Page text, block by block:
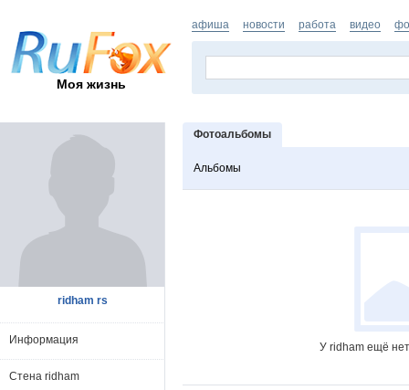
Моя жизнь
афиша новости работа видео
Фотоальбомы
Альбомы
У ridham ещё
ridham rs
Информация
Стена ridham